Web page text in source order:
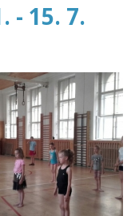
- 15. 7.